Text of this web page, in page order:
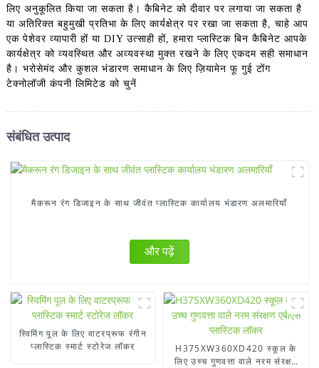
लिए अनुकूलित किया जा सकता है। कैबिनेट को दीवार पर लगाया जा सकता है
या अतिरिक्त बहुमुखी प्रतिभा के लिए कार्यक्षेत्र पर रखा जा सकता है, चाहे आप
एक पेशेवर व्यापारी हों या DIY उत्साही हों, हमारा प्लास्टिक बिन कैबिनेट आपके
कार्यक्षेत्र को व्यवस्थित और अव्यवस्था मुक्त रखने के लिए एकदम सही समाधान
है। भरोसेमंद और कुशल भंडारण समाधान के लिए ज़ियामेन फू गुई टोंग
टेक्नोलॉजी कंपनी लिमिटेड को चुनें
संबंधित उत्पाद
मैकरून रंग डिजाइन के साथ जीवंत प्लास्टिक कार्यालय भंडारण अलमारियाँ
और पढ़ें
स्विमिंग पूल के लिए वाटरप्रूफ रंगीन
प्लास्टिक स्मार्ट स्टोरेज लॉकर
H375XW360XD420 स्कूल के
लिए उच्च गुणवत्ता वाले नरम संरक्षण